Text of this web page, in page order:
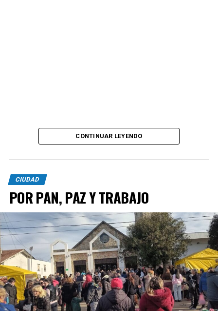
CONTINUAR LEYENDO
CIUDAD
POR PAN, PAZ Y TRABAJO